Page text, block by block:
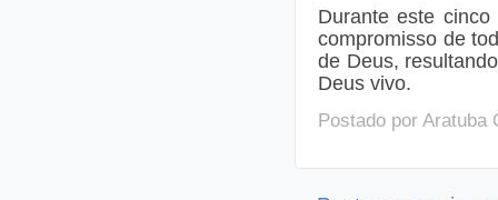
Durante este
compromisso de
de Deus,
Deus vivo.
Postado por Aratuba